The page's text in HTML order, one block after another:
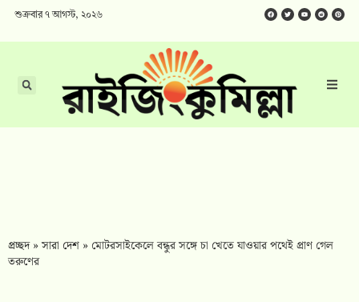
শুক্রবার ৭ আগস্ট, ২০২৬
প্রচ্ছদ»সারা দেশ » মোটরসাইকেলে বন্ধুর সঙ্গে চা খেতে যাওয়ার পথেই প্রাণ গেল
তরুণের